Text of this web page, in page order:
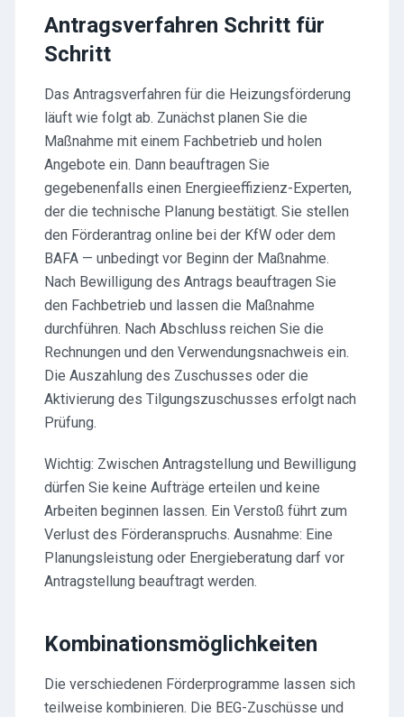
Antragsverfahren Schritt für
Schritt
Das Antragsverfahren für die Heizungsförderung
läuft wie folgt ab. Zunächst planen Sie die
Maßnahme mit einem Fachbetrieb und holen
Angebote ein. Dann beauftragen Sie
gegebenenfalls einen Energieeffizienz-Experten,
der die technische Planung bestätigt. Sie stellen
den Förderantrag online bei der KfW oder dem
BAFA — unbedingt vor Beginn der Maßnahme.
Nach Bewilligung des Antrags beauftragen Sie
den Fachbetrieb und lassen die Maßnahme
durchführen. Nach Abschluss reichen Sie die
Rechnungen und den Verwendungsnachweis ein.
Die Auszahlung des Zuschusses oder die
Aktivierung des Tilgungszuschusses erfolgt nach
Prüfung.
Wichtig: Zwischen Antragstellung und Bewilligung
dürfen Sie keine Aufträge erteilen und keine
Arbeiten beginnen lassen. Ein Verstoß führt zum
Verlust des Förderanspruchs. Ausnahme: Eine
Planungsleistung oder Energieberatung darf vor
Antragstellung beauftragt werden.
Kombinationsmöglichkeiten
Die verschiedenen Förderprogramme lassen sich
teilweise kombinieren. Die BEG-Zuschüsse und